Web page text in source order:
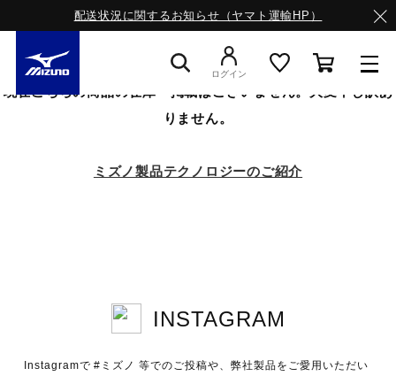
配送状況に関するお知らせ（ヤマト運輸HP）
サッカー／フットサル
ログイン
現在こちらの商品の在庫・掲載はございません。大変申し訳あ
りません。
ミズノ製品テクノロジーのご紹介
INSTAGRAM
Instagramで #ミズノ 等でのご投稿や、弊社製品をご愛用いただい